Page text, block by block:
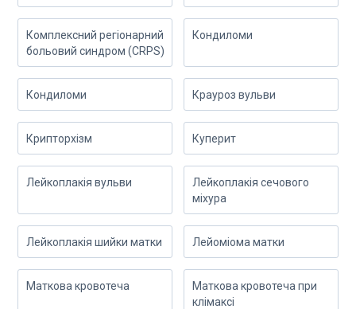
Комплексний регіонарний
больовий синдром (CRPS)
Кондиломи
Кондиломи Крауроз вульви
Крипторхізм Куперит
Лейкоплакія вульви
Лейкоплакія сечового
міхура
Лейкоплакія шийки матки Лейоміома матки
Маткова кровотеча
Маткова кровотеча при
клімаксі